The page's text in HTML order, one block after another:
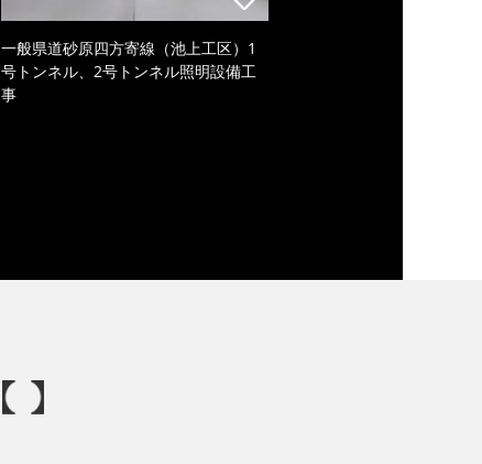
一般県道砂原四方寄線（池上工区）1
号トンネル、2号トンネル照明設備工
事